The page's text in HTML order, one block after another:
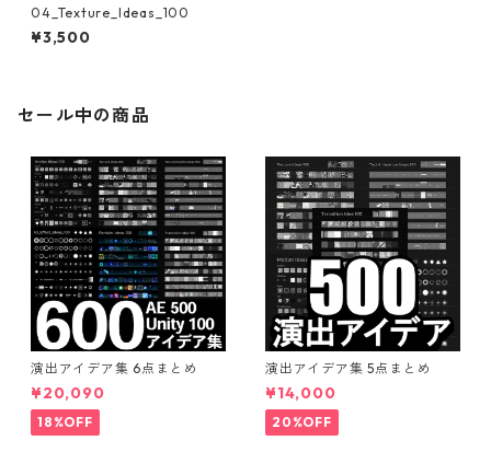
04_Texture_Ideas_100
¥3,500
セール中の商品
演出アイデア集 6点まとめ
¥20,090
18%OFF
演出アイデア集 5点まとめ
¥14,000
20%OFF